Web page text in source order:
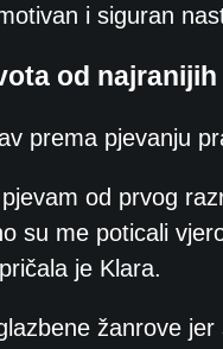
i siguran
od najranijih
prema pjevanju
od prvog
su me poticali
je Klara.
žanrove